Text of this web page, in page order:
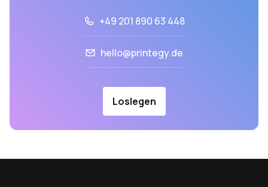
+49 201 890 63 448
hello@printegy.de
Loslegen